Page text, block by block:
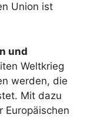
Union ist
und
Weltkrieg
werden, die
Mit dazu
Europäischen